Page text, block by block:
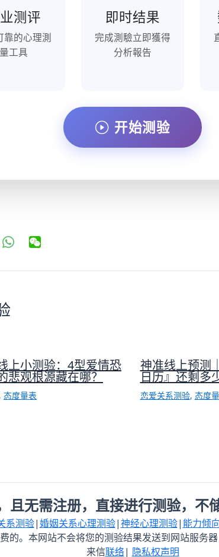
测评
靠的心理測
量工具
即时结果
完成測驗立即獲得
分析報告
开始测验
上小测验：4型爱情恐
悲观根源藏在哪？
态度量表
神准线上预测
日历』还剩多
恋爱关系测验, 态度
且无需注册，直接进行测验，不
系测验|婚姻关系心理测验|神经心理测验| 能力倾
的。本网站不会将您的测验结果发送到网站服务
来信联络| 隐私权声明